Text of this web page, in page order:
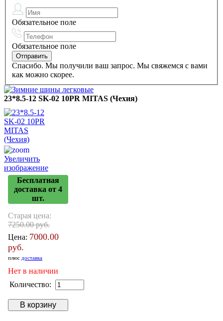
Обязательное поле
Обязательное поле
Спасибо. Мы получили ваш запрос. Мы свяжемся с вами
как можно скорее.
23*8.5-12 SK-02 10PR MITAS (Чехия)
Увеличить
изображение
Бесплатная
доставка от 4
шт.
Старая цена:
7250.00 руб.
Цена: 7000.00
руб.
плюс доставка
Нет в наличии
Количество: